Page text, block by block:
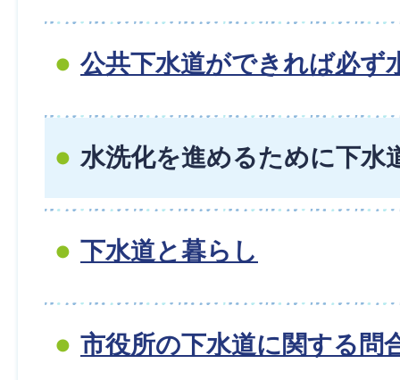
公共下水道ができれば必ず
水洗化を進めるために下水
下水道と暮らし
市役所の下水道に関する問